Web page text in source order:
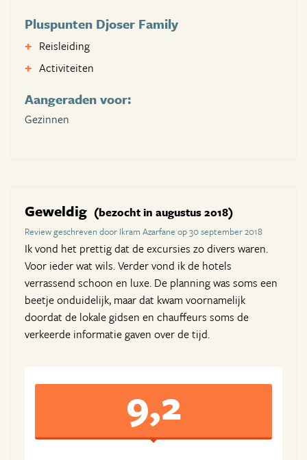
Pluspunten Djoser Family
Reisleiding
Activiteiten
Aangeraden voor:
Gezinnen
Geweldig (bezocht in augustus 2018)
Review geschreven door Ikram Azarfane op 30 september 2018
Ik vond het prettig dat de excursies zo divers waren.
Voor ieder wat wils. Verder vond ik de hotels
verrassend schoon en luxe. De planning was soms een
beetje onduidelijk, maar dat kwam voornamelijk
doordat de lokale gidsen en chauffeurs soms de
verkeerde informatie gaven over de tijd.
9,2